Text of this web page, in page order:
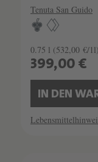
Tenuta San Guido
0.75 l (532,00 €/
399,00 €
IN DEN